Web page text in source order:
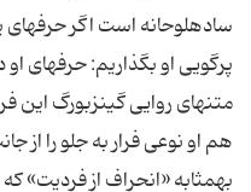
ساده‏لوحانه است اگر
پرگویى او بگذاریم: حرف‏هاى
متن‏هاى روایى گینزبورگ این
هم او نوعى فرار به جلو را از
به‏مثابه «انحراف از فردیت»